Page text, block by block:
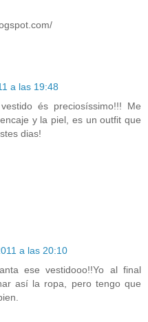
a las 19:48
és preciosíssimo!!! Me
y la piel, es un outfit que
dias!
a las 20:10
ese vestidooo!!Yo al final
así la ropa, pero tengo que